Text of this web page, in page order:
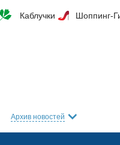
Каблучки Шоппинг-
Архив новостей